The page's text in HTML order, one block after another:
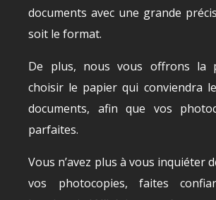
documents avec une grande
soit le format.
De plus, nous vous offrons la
choisir le papier qui conviendra
documents, afin que vos
parfaites.
Vous n’avez plus à vous inquiéter
vos photocopies, faites